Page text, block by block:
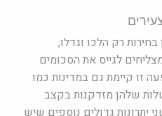
רק הלכו וגדלו,
לגייס את הסכומים
זו קיימת גם במדינות כמו
שלהן מזדקנות בקצב
יתרונות גדולים נוספים שיש